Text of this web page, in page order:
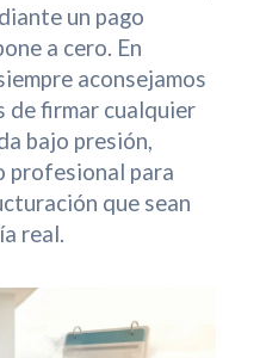
un pago
a cero. En
aconsejamos
de firmar cualquier
bajo presión,
profesional para
que sean
real.